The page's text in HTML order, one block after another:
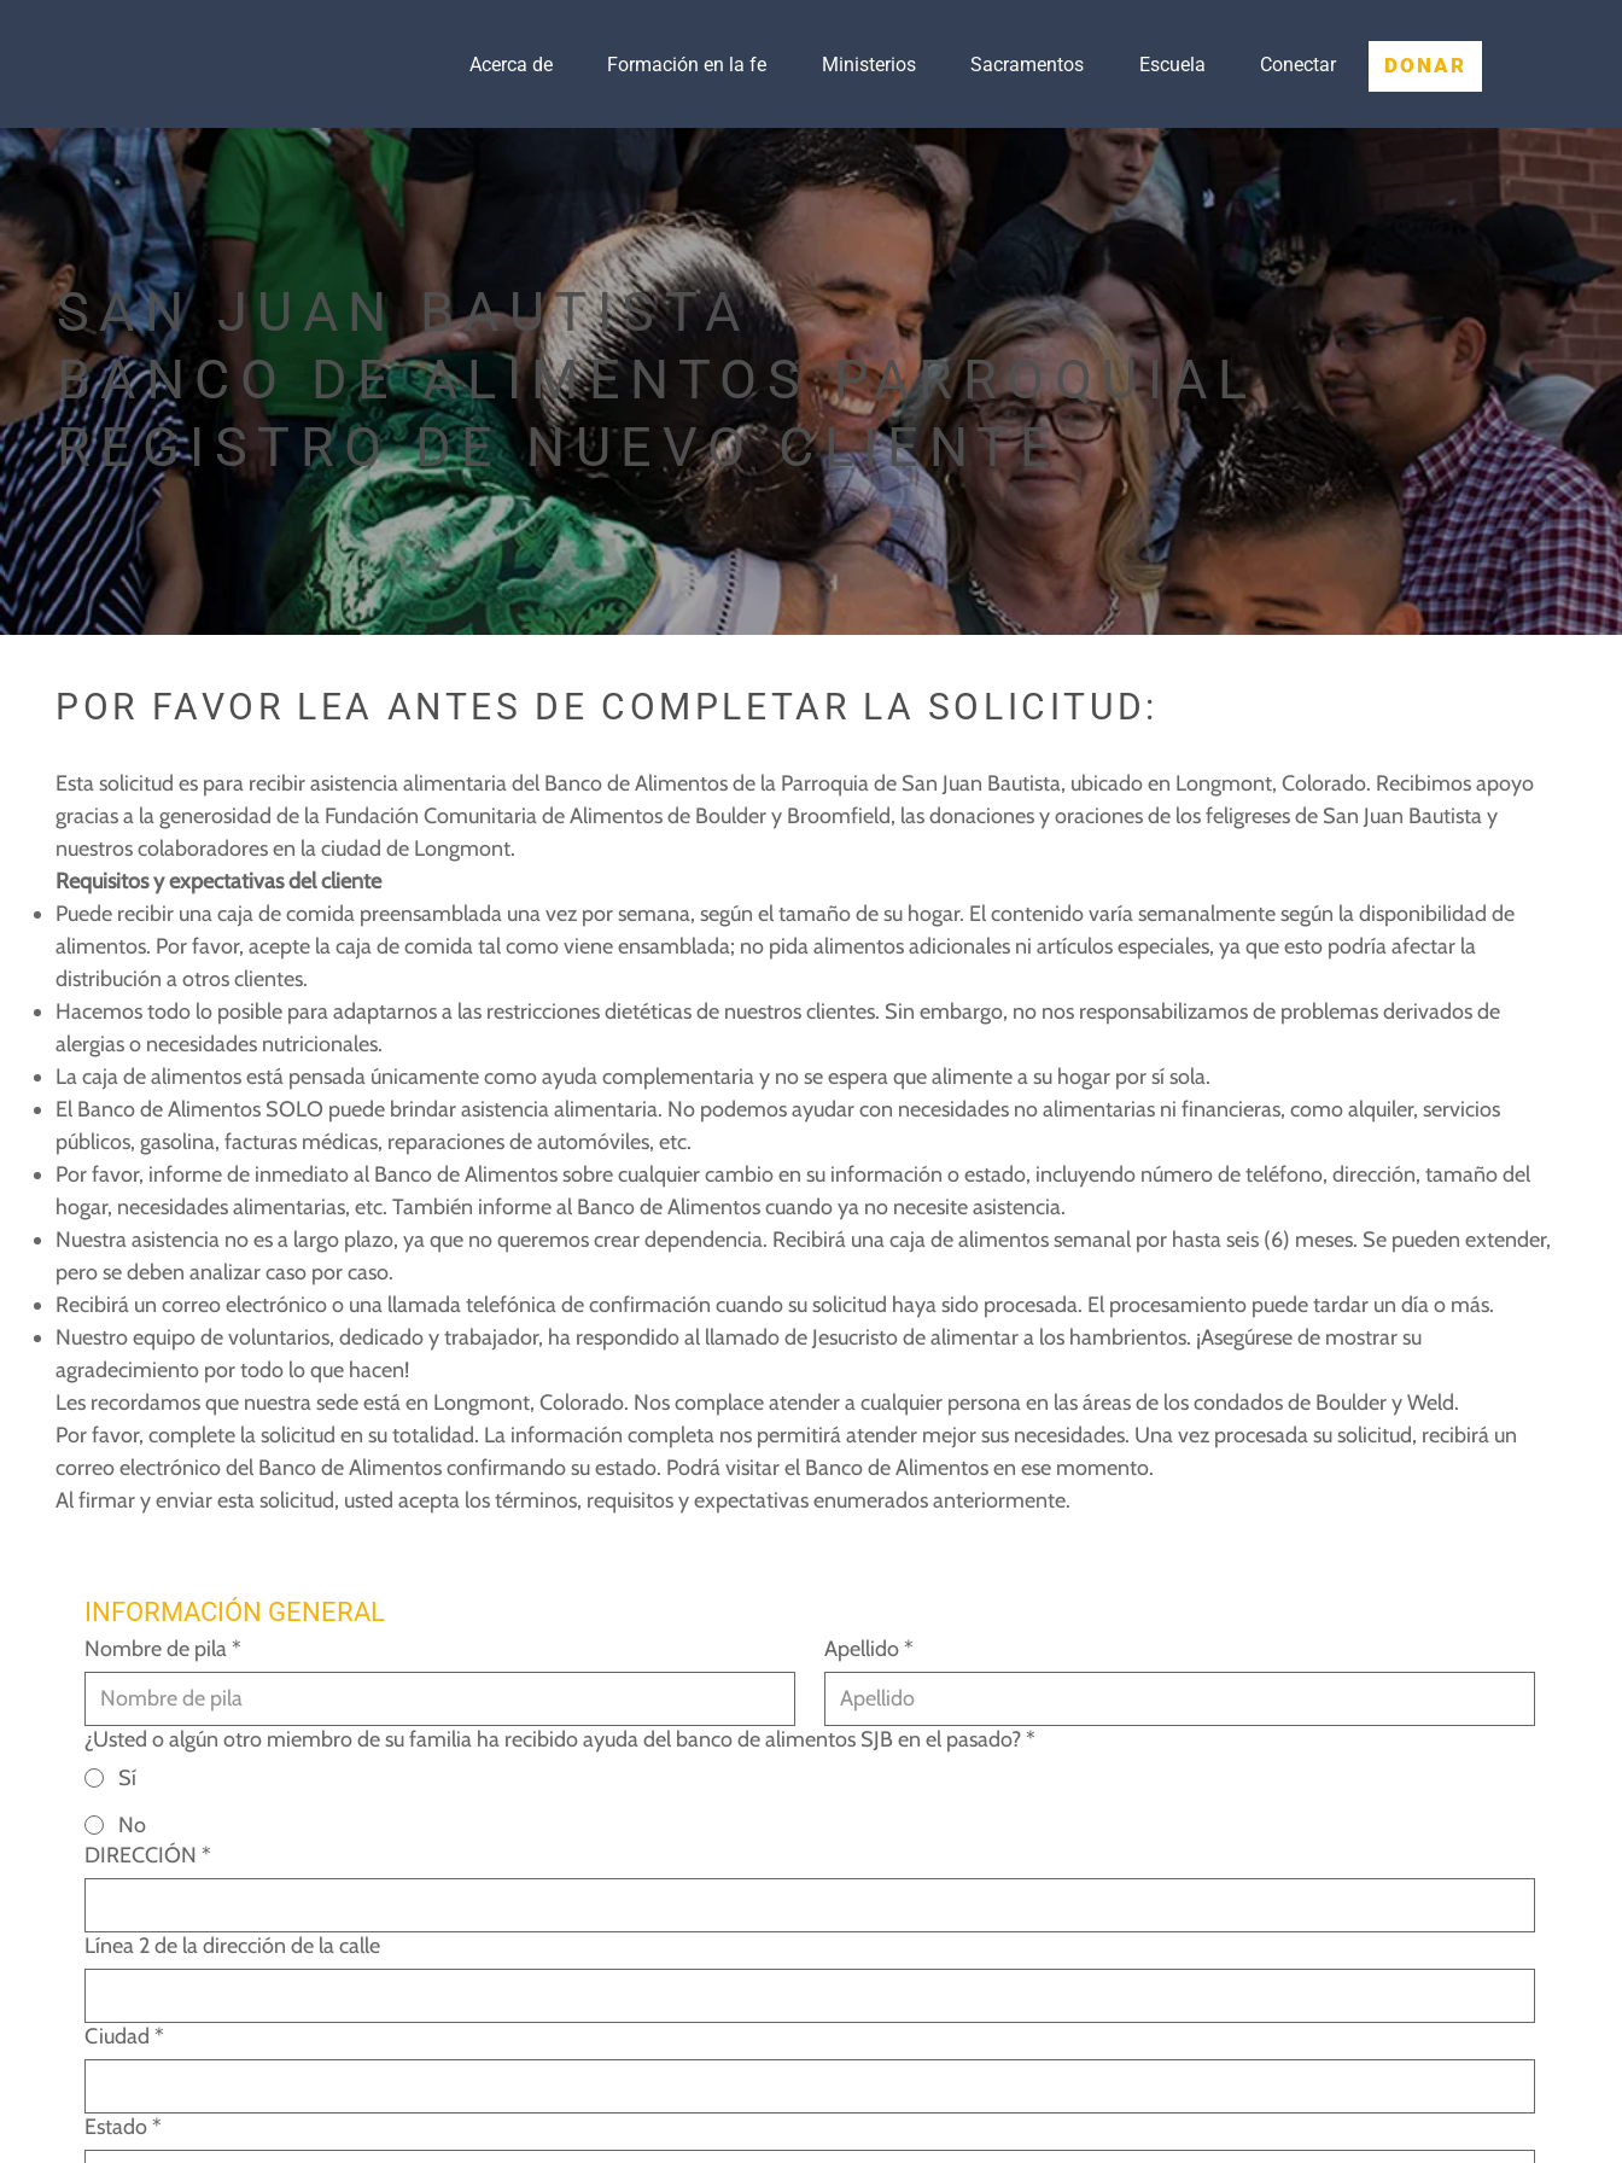
DONAR
Acerca de Formación en la fe Ministerios Sacramentos Escuela Conectar
SAN JUAN BAUTISTA
BANCO DE ALIMENTOS PARROQUIAL
REGISTRO DE NUEVO CLIENTE
POR FAVOR LEA ANTES DE COMPLETAR LA SOLICITUD:
Esta solicitud es para recibir asistencia alimentaria del Banco de Alimentos de la Parroquia de San Juan Bautista, ubicado en Longmont, Colorado. Recibimos apoyo
gracias a la generosidad de la Fundación Comunitaria de Alimentos de Boulder y Broomfield, las donaciones y oraciones de los feligreses de San Juan Bautista y
nuestros colaboradores en la ciudad de Longmont.
Requisitos y expectativas del cliente
Puede recibir una caja de comida preensamblada una vez por semana, según el tamaño de su hogar. El contenido varía semanalmente según la disponibilidad de
alimentos. Por favor, acepte la caja de comida tal como viene ensamblada; no pida alimentos adicionales ni artículos especiales, ya que esto podría afectar la
distribución a otros clientes.
Hacemos todo lo posible para adaptarnos a las restricciones dietéticas de nuestros clientes. Sin embargo, no nos responsabilizamos de problemas derivados de
alergias o necesidades nutricionales.
La caja de alimentos está pensada únicamente como ayuda complementaria y no se espera que alimente a su hogar por sí sola.
El Banco de Alimentos SOLO puede brindar asistencia alimentaria. No podemos ayudar con necesidades no alimentarias ni financieras, como alquiler, servicios
públicos, gasolina, facturas médicas, reparaciones de automóviles, etc.
Por favor, informe de inmediato al Banco de Alimentos sobre cualquier cambio en su información o estado, incluyendo número de teléfono, dirección, tamaño del
hogar, necesidades alimentarias, etc. También informe al Banco de Alimentos cuando ya no necesite asistencia.
Nuestra asistencia no es a largo plazo, ya que no queremos crear dependencia. Recibirá una caja de alimentos semanal por hasta seis (6) meses. Se pueden extender,
pero se deben analizar caso por caso.
Recibirá un correo electrónico o una llamada telefónica de confirmación cuando su solicitud haya sido procesada. El procesamiento puede tardar un día o más.
Nuestro equipo de voluntarios, dedicado y trabajador, ha respondido al llamado de Jesucristo de alimentar a los hambrientos. ¡Asegúrese de mostrar su
agradecimiento por todo lo que hacen!
Les recordamos que nuestra sede está en Longmont, Colorado. Nos complace atender a cualquier persona en las áreas de los condados de Boulder y Weld.
Por favor, complete la solicitud en su totalidad. La información completa nos permitirá atender mejor sus necesidades. Una vez procesada su solicitud, recibirá un
correo electrónico del Banco de Alimentos confirmando su estado. Podrá visitar el Banco de Alimentos en ese momento.
Al firmar y enviar esta solicitud, usted acepta los términos, requisitos y expectativas enumerados anteriormente.
INFORMACIÓN GENERAL
Nombre de pila* Apellido*
¿Usted o algún otro miembro de su familia ha recibido ayuda del banco de alimentos SJB en el pasado?*
Sí
No
DIRECCIÓN *
Línea 2 de la dirección de la calle
Ciudad *
Estado*